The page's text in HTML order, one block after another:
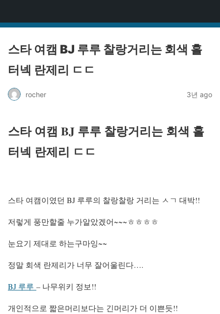
스타 여캠 BJ 루루 찰랑거리는 회색 홀
터넥 란제리 ㄷㄷ
rocher 3년 ago
스타 여캠 BJ 루루 찰랑거리는 회색 홀
터넥 란제리 ㄷㄷ
스타 여캠이였던 BJ 루루의 찰랑찰랑 거리는 ㅅㄱ 대박!!
저렇게 풍만할줄 누가알았겠어~~~ㅎㅎㅎㅎ
눈요기 제대로 하는구마잉~~
정말 회색 란제리가 너무 잘어울린다….
BJ 루루 – 나무위키 정보!!
개인적으로 짧은머리보다는 긴머리가 더 이쁜듯!!